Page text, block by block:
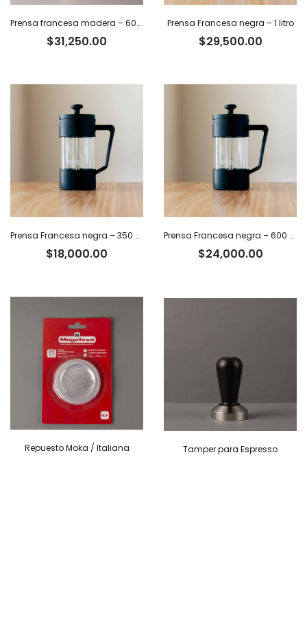
Prensa francesa madera – 600 ml
$31,250.00
Prensa Francesa negra – 1 litro
$29,500.00
Prensa Francesa negra – 350 ml
$18,000.00
Prensa Francesa negra – 600 ml
$24,000.00
Repuesto Moka / Italiana Tamper para Espresso